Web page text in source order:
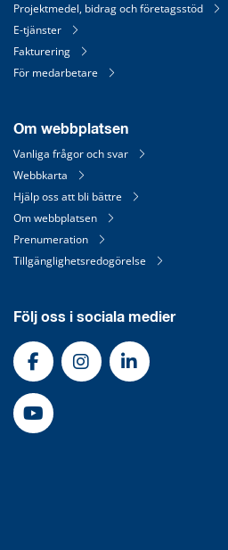
Projektmedel, bidrag och företagsstöd
E-tjänster
Fakturering
För medarbetare
Om webbplatsen
Vanliga frågor och svar
Webbkarta
Hjälp oss att bli bättre
Om webbplatsen
Prenumeration
Tillgänglighetsredogörelse
Följ oss i sociala medier